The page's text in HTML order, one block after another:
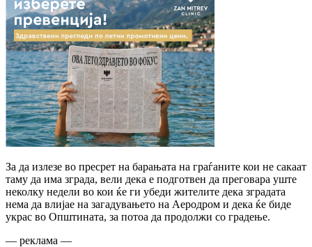
За да излезе во пресрет на барањата на граѓаните кои не сакаат
таму да има зграда, вели дека е подготвен да преговара уште
неколку недели во кои ќе ги убеди жителите дека зградата
нема да влијае на загадувањето на Аеродром и дека ќе биде
украс во Општината, за потоа да продолжи со градење.
— реклама —